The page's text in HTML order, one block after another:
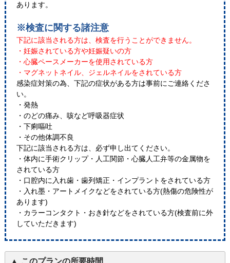
あります。
※検査に関する諸注意
下記に該当される方は、検査を行うことができません。
・妊娠されている方や妊娠疑いの方
・心臓ペースメーカーを使用されている方
・マグネットネイル、ジェルネイルをされている方
感染症対策の為、下記の症状がある方は事前にご連絡くださ
い。
・発熱
・のどの痛み、咳など呼吸器症状
・下痢嘔吐
・その他体調不良
下記に該当される方は、必ず申し出てください。
・体内に手術クリップ・人工関節・心臓人工弁等の金属物を
されている方
・口腔内に入れ歯・歯列矯正・インプラントをされている方
・入れ墨・アートメイクなどをされている方(熱傷の危険性が
あります)
・カラーコンタクト・おき針などをされている方(検査前に外
していただきます)